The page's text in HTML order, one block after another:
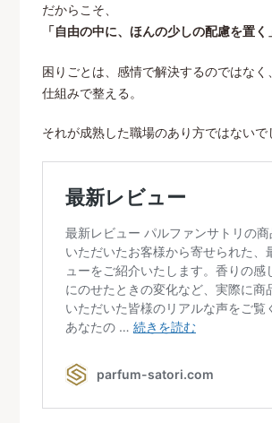
だからこそ、
「自由の中に、ほんの少しの配慮を置く
困りごとは、感情で解決するのではなく、
仕組みで整える。
それが成熟した職場のあり方ではないで